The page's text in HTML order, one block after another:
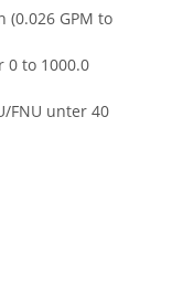
(0.026 GPM to
0 to 1000.0
FNU unter 40